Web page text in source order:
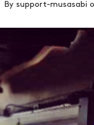
By support-musasabi